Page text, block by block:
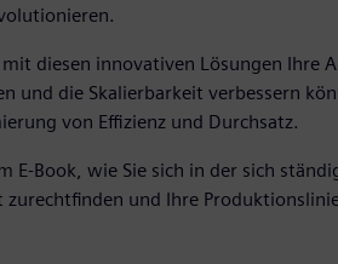
mit diesen innovativen Lösungen Ihre
und die Skalierbarkeit verbessern
von Effizienz und Durchsatz.
E-Book, wie Sie sich in der sich
und Ihre